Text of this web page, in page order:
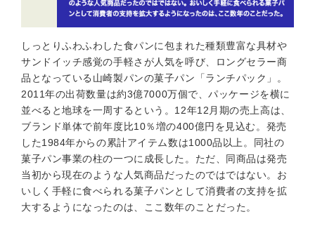
しっとりふわふわした食パンに包まれた種類豊富な具材や
サンドイッチ感覚の手軽さが人気を呼び、ロングセラー商
品となっている山崎製パンの菓子パン「ランチパック」。
2011年の出荷数量は約3億7000万個で、パッケージを横に
並べると地球を一周するという。12年12月期の売上高は、
ブランド単体で前年度比10％増の400億円を見込む。発売
した1984年からの累計アイテム数は1000品以上。同社の
菓子パン事業の柱の一つに成長した。ただ、同商品は発売
当初から現在のような人気商品だったのではではない。お
いしく手軽に食べられる菓子パンとして消費者の支持を拡
大するようになったのは、ここ数年のことだった。